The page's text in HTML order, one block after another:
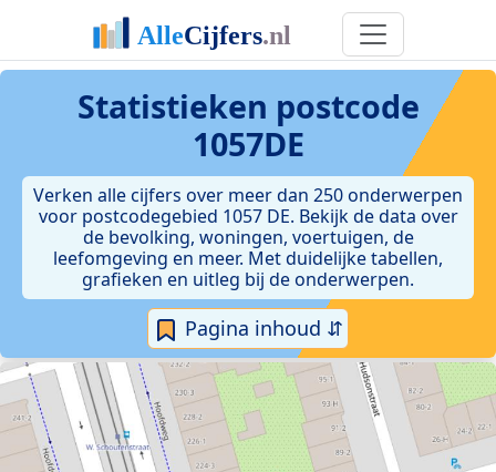
Statistieken postcode
1057DE
Verken alle cijfers over meer dan 250 onderwerpen
voor postcodegebied 1057 DE. Bekijk de data over
de bevolking, woningen, voertuigen, de
leefomgeving en meer. Met duidelijke tabellen,
grafieken en uitleg bij de onderwerpen.
Pagina inhoud ⇵